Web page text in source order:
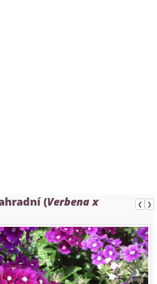
❮ ❯
(Verbena x